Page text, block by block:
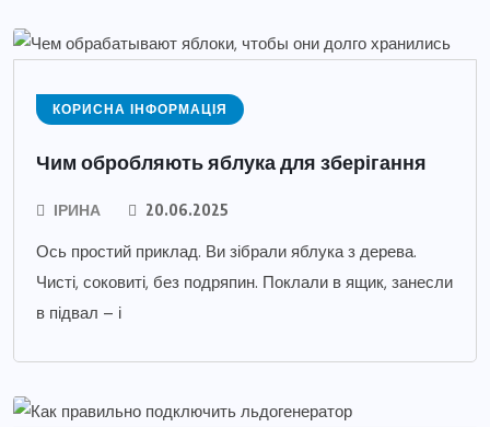
КОРИСНА ІНФОРМАЦІЯ
Чим обробляють яблука для зберігання
ІРИНА 20.06.2025
Ось простий приклад. Ви зібрали яблука з дерева.
Чисті, соковиті, без подряпин. Поклали в ящик, занесли
в підвал – і